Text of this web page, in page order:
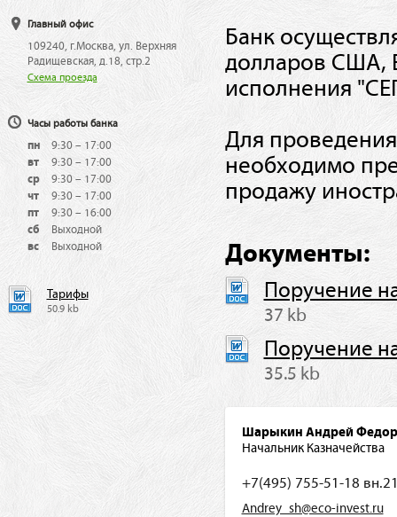
Главный офис
109240, г.Москва, ул. Верхняя
Радищевская, д.18, стр.2
Схема проезда
Часы работы банка
пн
9:30 – 17:00
вт
9:30 – 17:00
ср
9:30 – 17:00
чт
9:30 – 17:00
пт
9:30 – 16:00
сб
Выходной
вс
Выходной
Тарифы
50.9 kb
Банк
долларов США,
исполнения
Для
необходимо
продажу
Документы:
Поручение
37 kb
Поручение
35.5 kb
Шарыкин Андрей
Начальник Казначейства
+7(495) 755-51-18
Andrey_sh@eco-invest.ru